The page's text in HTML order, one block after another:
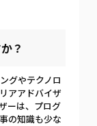
？
グやテクノロ
アアドバイザ
ーは、プログ
の知識も少な